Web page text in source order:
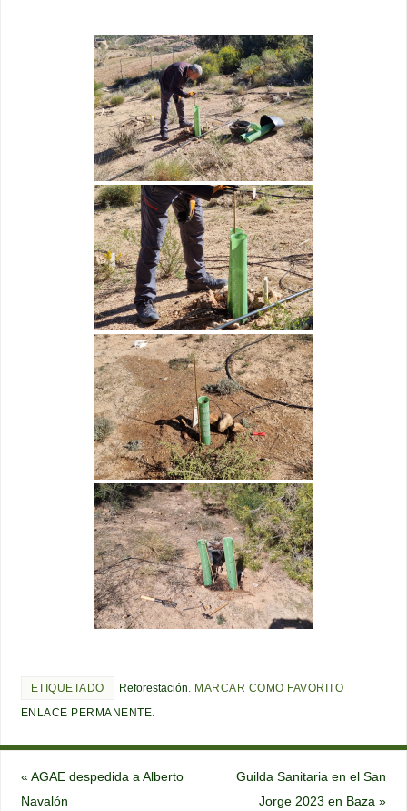
ETIQUETADO Reforestación
MARCAR COMO FAVORITO
ENLACE PERMANENTE
« AGAE despedida a Alberto
Navalón
Guilda Sanitaria en el San
Jorge 2023 en Baza»